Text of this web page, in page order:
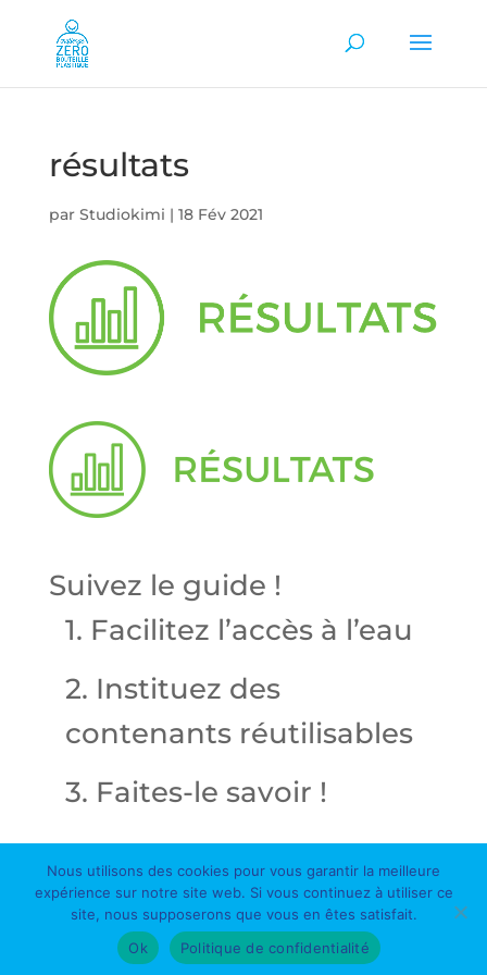
résultats
par Studiokimi | 18 Fév 2021
Suivez le guide !
1. Facilitez l’accès à l’eau
2. Instituez des
contenants réutilisables
3. Faites-le savoir !
Nous utilisons des cookies pour vous garantir la meilleure
expérience sur notre site web. Si vous continuez à utiliser ce
site, nous supposerons que vous en êtes satisfait.
Ok
Politique de confidentialité